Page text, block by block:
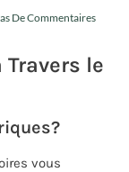
De Commentaires
le
vous